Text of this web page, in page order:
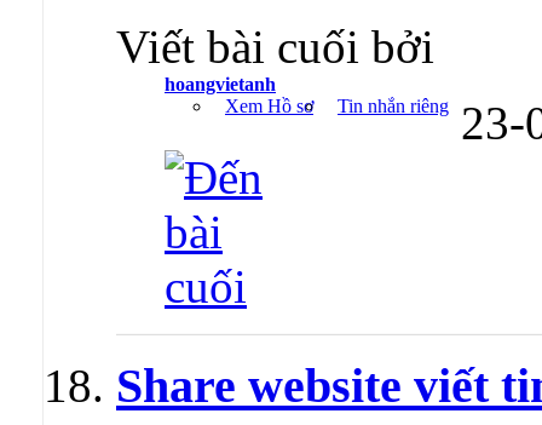
Viết bài cuối bởi
hoangvietanh
Xem Hồ sơ
Tin nhắn riêng 23-
Share website viết